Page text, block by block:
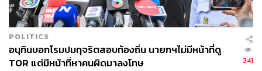
POLITICS
อนุทินบอกโรมปมทุจริตสอบท้องถิ่น นายกฯไม่มีหน้าที่ดู
TOR แต่มีหน้าที่หาคนผิดมาลงโทษ
341